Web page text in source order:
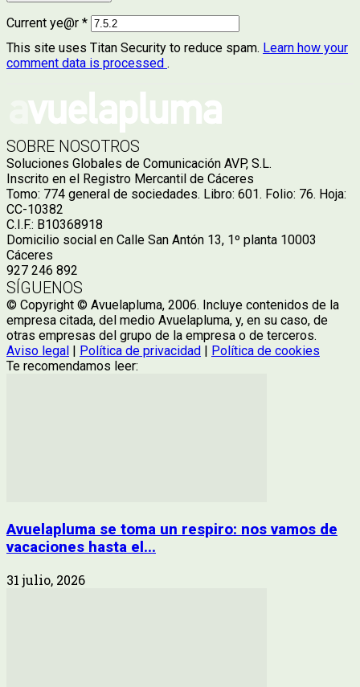
Current ye@r *
This site uses Titan Security to reduce spam. Learn how your
comment data is processed .
SOBRE NOSOTROS
Soluciones Globales de Comunicación AVP, S.L.
Inscrito en el Registro Mercantil de Cáceres
Tomo: 774 general de sociedades. Libro: 601. Folio: 76. Hoja:
CC-10382
C.I.F.: B10368918
Domicilio social en Calle San Antón 13, 1º planta 10003
Cáceres
927 246 892
SÍGUENOS
© Copyright © Avuelapluma, 2006. Incluye contenidos de la
empresa citada, del medio Avuelapluma, y, en su caso, de
otras empresas del grupo de la empresa o de terceros.
Aviso legal | Política de privacidad | Política de cookies
Te recomendamos leer:
Avuelapluma se toma un respiro: nos vamos de
vacaciones hasta el...
31 julio, 2026